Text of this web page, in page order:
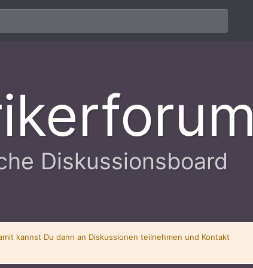
Diskussionsboard
kannst Du dann an Diskussionen teilnehmen und Kontakt